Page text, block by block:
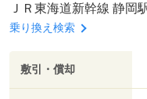
ＪＲ東海道新幹線 静岡
乗り換え検索
敷引・償却